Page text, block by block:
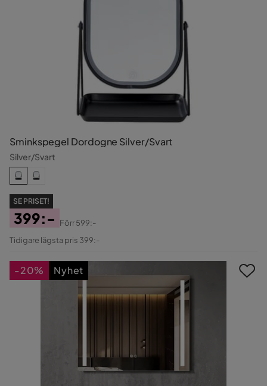
Sminkspegel Dordogne Silver/Svart
Silver/Svart
SE PRISET!
Pris
399:-
Original
Förr599:-
Tidigare lägsta pris 399:-
-20% Nyhet